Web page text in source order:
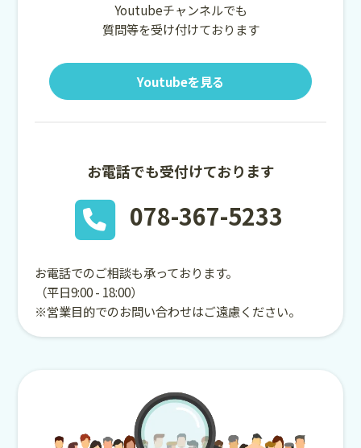
Youtubeチャンネルでも
質問等を受け付けております
Youtubeを見る
お電話でも受付けております
078-367-5233
お電話でのご相談も承っております。
（平日9:00 - 18:00）
※営業目的でのお問い合わせはご遠慮ください。